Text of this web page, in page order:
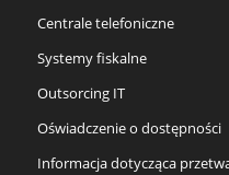
Centrale telefoniczne
Systemy fiskalne
Outsorcing IT
Oświadczenie o dostępności
Informacja dotycząca